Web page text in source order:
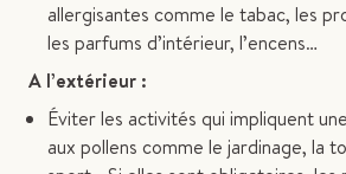
allergisantes comme le tabac, les
les parfums d’intérieur, l’encens…
A l’extérieur :
Éviter les activités qui impliquent
aux pollens comme le jardinage, la